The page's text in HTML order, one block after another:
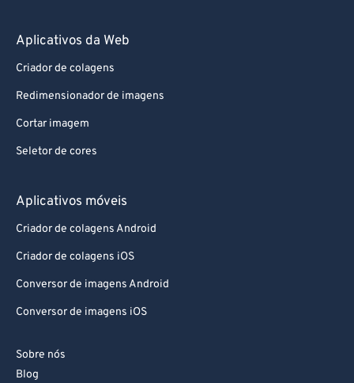
Aplicativos da Web
Criador de colagens
Redimensionador de imagens
Cortar imagem
Seletor de cores
Aplicativos móveis
Criador de colagens Android
Criador de colagens iOS
Conversor de imagens Android
Conversor de imagens iOS
Sobre nós
Blog